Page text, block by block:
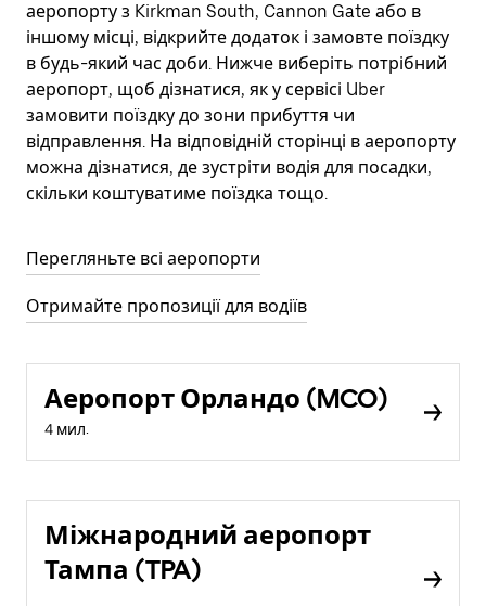
аеропорту з Kirkman South, Cannon Gate або в
іншому місці, відкрийте додаток і замовте поїздку
в будь-який час доби. Нижче виберіть потрібний
аеропорт, щоб дізнатися, як у сервісі Uber
замовити поїздку до зони прибуття чи
відправлення. На відповідній сторінці в аеропорту
можна дізнатися, де зустріти водія для посадки,
скільки коштуватиме поїздка тощо.
Перегляньте всі аеропорти
Отримайте пропозиції для водіїв
Аеропорт Орландо (MCO)
4 мил.
Міжнародний аеропорт
Тампа (TPA)